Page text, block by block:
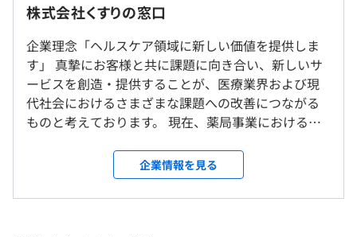
う自動発注システム
・『みんなのお薬箱』：不動在庫になった医薬品の出品・
落札が行えるマーケットプレイス
・『HOSPITAL SUPPORT』：オンライン診療と電話診療
に対応したシステム
・『iPadケア記録アプリ』：介護現場に特化した記録用ア
プリケーション
従業員に対する受動喫煙対策：敷地内禁煙（喫煙場所あり
「池袋駅」より徒歩6分
インターンのためなし
雇用形態により異なります
研修の有無及び内容
e-ラーニングシステムを活用して社員ごとに必要な科目に
ついて受講していただき知識を身に着けていただきます。
自己啓発支援の有無及びその内容
スキルアップ支援制度があり、資格取得等の際一部補助を
株式会社くすりの窓口
企業理念「ヘルスケア領域に新しい価値を提供しま
す」 真摯にお客様と共に課題に向き合い、新しいサ
ービスを創造・提供することが、医療業界および現
代社会におけるさまざまな課題への改善につながる
ものと考えております。 現在、薬局事業における加
した。今後さらにサービスを拡充して、医療のDX化
を進めることによって、患者様・医療機関・介護・
福祉すべての生産性向上を目指していきます。 「事
企業情報を見る